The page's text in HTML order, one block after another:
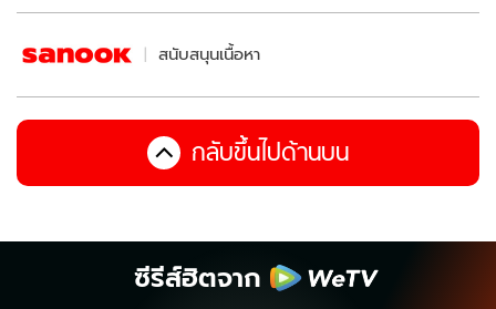
สนับสนุนเนื้อหา
กลับขึ้นไปด้านบน
ซีรีส์ฮิตจาก